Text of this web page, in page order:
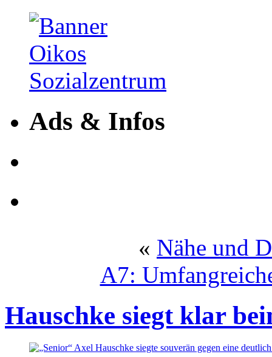
Ads & Infos
« Nähe und
A7:
Hauschke siegt klar